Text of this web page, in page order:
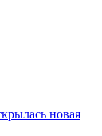
новая